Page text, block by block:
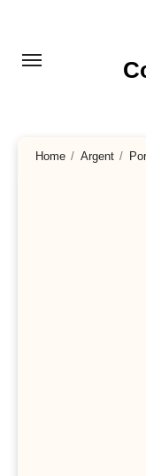
contenu
Home Argent